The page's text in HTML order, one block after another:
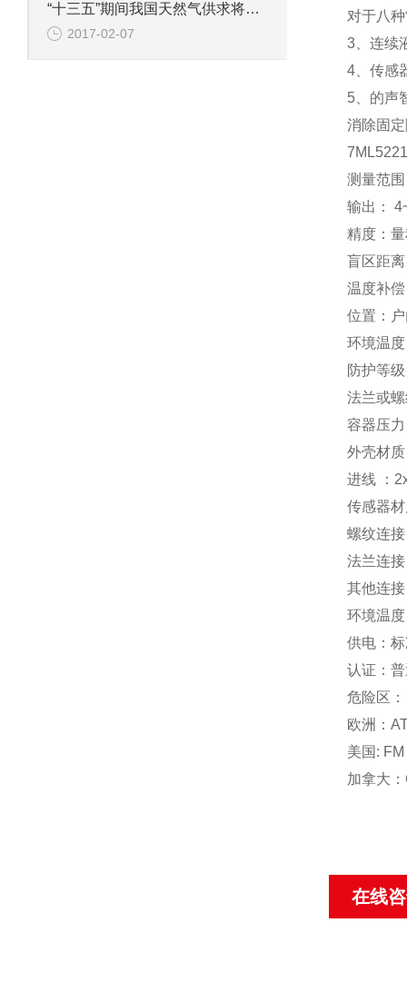
“十三五”期间我国天然气供求将进入宽平衡状态
2017-02-07
对于八
3、连续
4、传感
5、的声
消除固
测量范
输出：
精度：
盲区距
温度补
位置：
环境温
防护等
法兰或
容器压
外壳材
进线 ：
传感器
螺纹连
法兰连
其他连
环境温
供电：
认证：
危险区：
欧洲：
美国:
加拿大
在线